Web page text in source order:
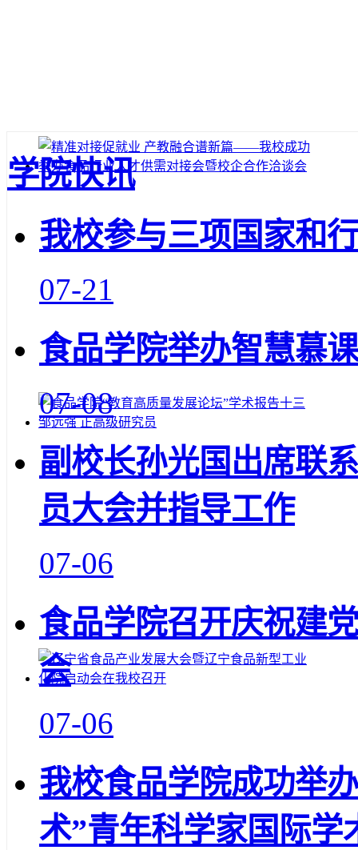
学院快讯
我校参与三项国家和
07-21
食品学院举办智慧慕
07-08
副校长孙光国出席联
员大会并指导工作
07-06
食品学院召开庆祝建
会
07-06
我校食品学院成功举
术”青年科学家国际学